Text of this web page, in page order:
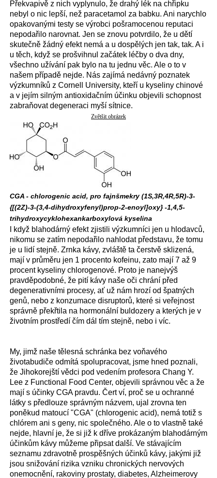
Překvapivě z nich vyplynulo, že drahý lék na chřipku
nebyl o nic lepší, než paracetamol za babku. Ani narychlo
opakovanými testy se výrobci pošramocenou reputaci
nepodařilo narovnat. Jen se znovu potvrdilo, že u dětí
skutečně žádný efekt nemá a u dospělých jen tak, tak. A i
u těch, když se prošvihnul začátek léčby o dva dny,
všechno užívání pak bylo na tu jednu věc. Ale o to v
našem případě nejde. Nás zajímá nedávný poznatek
výzkumníků z Cornell University, kteří u kyseliny chinové
a v jejím silným antioxidačním účinku objevili schopnost
zabraňovat degeneraci myší sítnice.
Zvětšit obrázek
CGA - chlorogenic acid, pro fajnšmekry (1S,3R,4R,5R)-3-
{[(2Z)-3-(3,4-dihydroxyfenyl)prop-2-enoyl]oxy} -1,4,5-
trihydroxycyklohexankarboxylová kyselina
I když blahodárný efekt zjistili výzkumníci jen u hlodavců,
nikomu se zatím nepodařilo nahlodat představu, že tomu
je u lidí stejně. Zrnka kávy, zvláště ta čerstvě sklizená,
mají v průměru jen 1 procento kofeinu, zato mají 7 až 9
procent kyseliny chlorogenové. Proto je nanejvýš
pravděpodobné, že pití kávy naše oči chrání před
degenerativními procesy, ať už nám hrozí od špatných
genů, nebo z konzumace disruptorů, které si veřejnost
správně překřtila na hormonální buldozery a kterých je v
životním prostředí čím dál tím stejně, nebo i víc.
My, jimž naše tělesná schránka bez voňavého
životabudiče odmítá spolupracovat, jsme hned poznali,
že Jihokorejští vědci pod vedením profesora Chang Y.
Lee z Functional Food Center, objevili správnou věc a že
mají s účinky CGA pravdu. Čert ví, proč se u ochranné
látky s předlouze správným názvem, ujal zrovna ten
poněkud matoucí "CGA" (chlorogenic acid), nemá totiž s
chlórem ani s geny, nic společného. Ale o to vlastně také
nejde, hlavní je, že si již k dříve prokázaným blahodárným
účinkům kávy můžeme připsat další. Ve stávajícím
seznamu zdravotně prospěšných účinků kávy, jakými již
jsou snižování rizika vzniku chronických nervových
onemocnění, rakoviny prostaty, diabetes, Alzheimerovy